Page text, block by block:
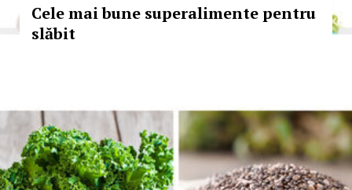
Cele mai bune superalimente pentru
slăbit